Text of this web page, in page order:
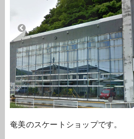
奄美のスケートショップです。